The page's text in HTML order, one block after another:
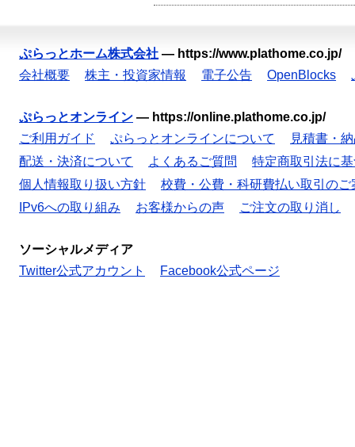
ぷらっとホーム株式会社 — https://www.plathome.co.jp/
会社概要
株主・投資家情報 電子公告 OpenBlocks
ぷらっとオンライン — https://online.plathome.co.jp/
ご利用ガイド
ぷらっとオンラインについて
見積書・
配送・決済について
よくあるご質問
特定商取引法に
個人情報取り扱い方針
校費・公費・科研費払い取引のご
IPv6への取り組み
お客様からの声 ご注文の取り消し
ソーシャルメディア
Twitter公式アカウント
Facebook公式ページ